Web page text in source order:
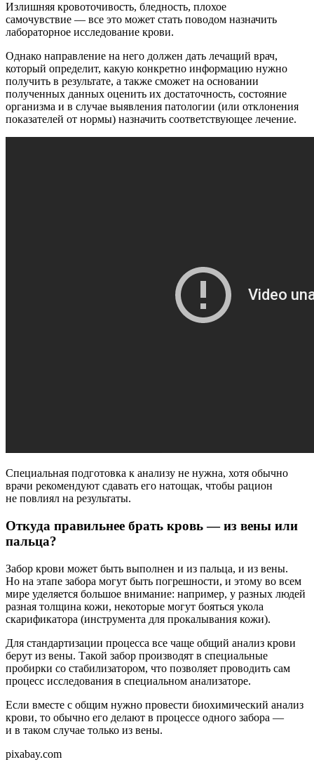
Излишняя кровоточивость, бледность, плохое
самочувствие — все это может стать поводом назначить
лабораторное исследование крови.
Однако направление на него должен дать лечащий врач,
который определит, какую конкретно информацию нужно
получить в результате, а также сможет на основании
полученных данных оценить их достаточность, состояние
организма и в случае выявления патологии (или отклонения
показателей от нормы) назначить соответствующее лечение.
Специальная подготовка к анализу не нужна, хотя обычно
врачи рекомендуют сдавать его натощак, чтобы рацион
не повлиял на результаты.
Откуда правильнее брать кровь — из вены или
пальца?
Забор крови может быть выполнен и из пальца, и из вены.
Но на этапе забора могут быть погрешности, и этому во всем
мире уделяется большое внимание: например, у разных людей
разная толщина кожи, некоторые могут бояться укола
скарификатора (инструмента для прокалывания кожи).
Для стандартизации процесса все чаще общий анализ крови
берут из вены. Такой забор производят в специальные
пробирки со стабилизатором, что позволяет проводить сам
процесс исследования в специальном анализаторе.
Если вместе с общим нужно провести биохимический анализ
крови, то обычно его делают в процессе одного забора —
и в таком случае только из вены.
pixabay.com